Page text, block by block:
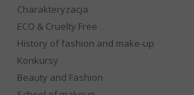
Charakteryzacja
ECO & Cruelty Free
History of fashion and make-up
Konkursy
Beauty and Fashion